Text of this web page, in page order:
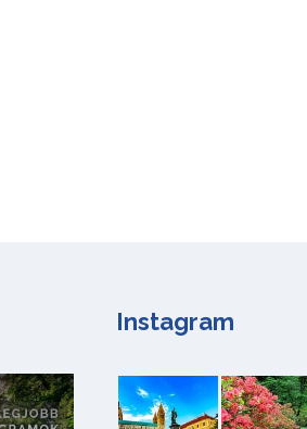
Instagram